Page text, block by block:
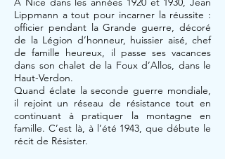
Lippmann a tout pour incarner la réussite :
officier pendant la Grande guerre, décoré
de la Légion d’honneur, huissier aisé, chef
de famille heureux, il passe ses vacances
dans son chalet de la Foux d’Allos, dans le
Haut-Verdon.
Quand éclate la seconde guerre mondiale,
il rejoint un réseau de résistance tout en
continuant à pratiquer la montagne en
famille. C’est là, à l’été 1943, que débute le
récit de Résister.